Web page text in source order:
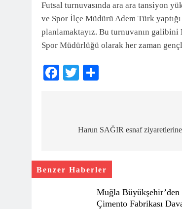
Futsal turnuvasında ara ara tansiyon
ve Spor İlçe Müdürü Adem Türk
planlamaktayız. Bu turnuvanın
Spor Müdürlüğü olarak her zaman
Facebook
Twitter
gezinmesiHarun SAĞIR esnaf
Benzer Haberler
Muğla Büyükşehir’den
Çimento Fabrikası